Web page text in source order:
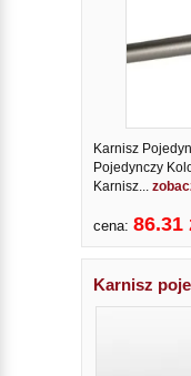
Karnisz
Pojedynczy
Karnisz...
cena: 86.31
Karnisz